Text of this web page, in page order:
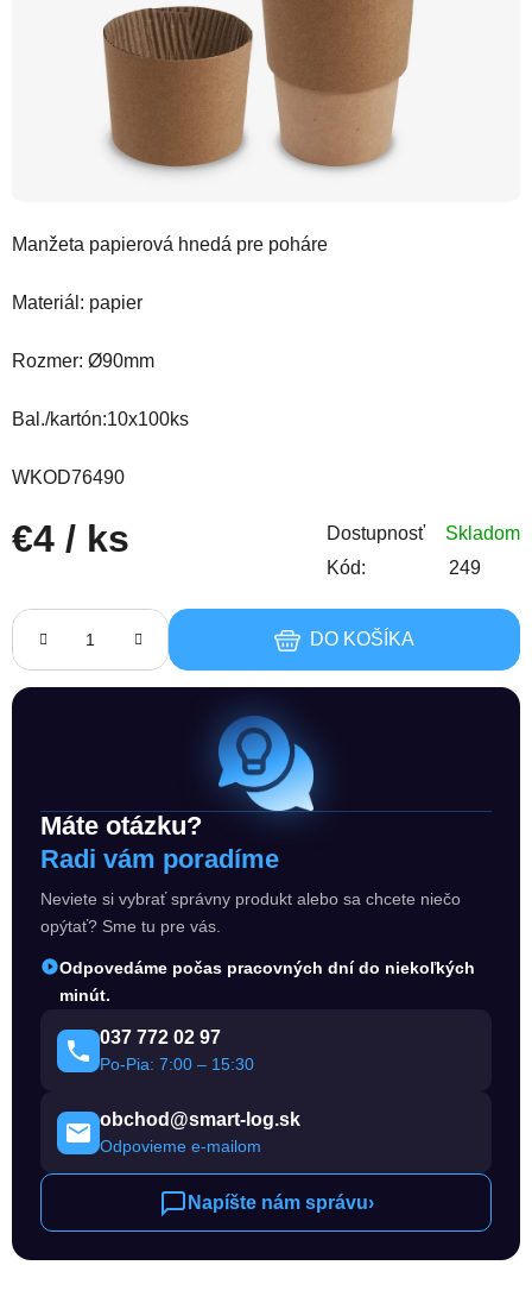
Manžeta papierová hnedá pre poháre
Materiál: papier
Rozmer: Ø90mm
Bal./kartón:10x100ks
WKOD76490
€4 / ks Dostupnosť
Skladom
Kód:
249
DO KOŠÍKA
Máte otázku?
Radi vám poradíme
Neviete si vybrať správny produkt alebo sa chcete niečo
opýtať? Sme tu pre vás.
Odpovedáme počas pracovných dní do niekoľkých
minút.
037 772 02 97
Po-Pia: 7:00 – 15:30
obchod@smart-log.sk
Odpovieme e-mailom
Napíšte nám správu›